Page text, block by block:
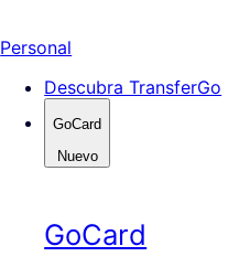
Personal
Descubra TransferGo
GoCard
Nuevo
GoCard